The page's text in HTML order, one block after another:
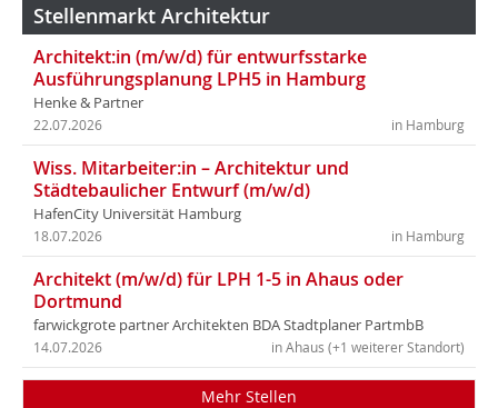
Stellenmarkt Architektur
Architekt:in (m/w/d) für entwurfsstarke
Ausführungsplanung LPH5 in Hamburg
Henke & Partner
in Hamburg
22.07.2026
Wiss. Mitarbeiter:in – Architektur und
Städtebaulicher Entwurf (m/w/d)
HafenCity Universität Hamburg
in Hamburg
18.07.2026
Architekt (m/w/d) für LPH 1-5 in Ahaus oder
Dortmund
farwickgrote partner Architekten BDA Stadtplaner PartmbB
in Ahaus (+1 weiterer Standort)
14.07.2026
Mehr Stellen